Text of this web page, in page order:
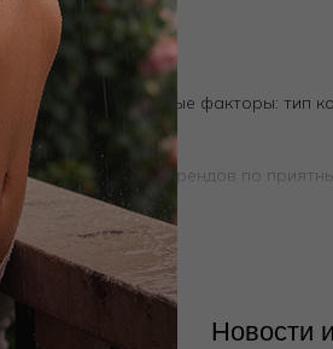
учитывать разные факторы: тип
моделей, разных брендов по
Новости